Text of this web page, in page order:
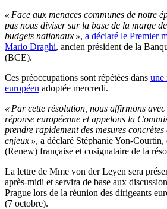
« Face aux menaces communes de notre
pas nous diviser sur la base de la marge
budgets nationaux », a déclaré le Premier
Mario Draghi, ancien président de la
(BCE).
Ces préoccupations sont répétées dans une
européen adoptée mercredi.
« Par cette résolution, nous affirmons avec
réponse européenne et appelons la
prendre rapidement des mesures
enjeux », a déclaré Stéphanie Yon-Courtin,
(Renew) française et cosignataire de la
La lettre de Mme von der Leyen sera
après-midi et servira de base aux
Prague lors de la réunion des dirigeants
(7 octobre).